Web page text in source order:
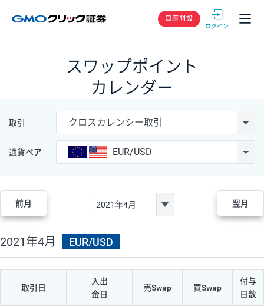
GMOクリック
口座開設
スワップポイント
カレンダー
取引 クロスカレンシー取引
通貨ペア EUR/USD
前月 翌月
2021年4月 EUR/USD
取引日
入出
金日
売Swap 買Swap
付与
日数